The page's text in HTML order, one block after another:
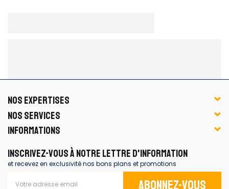
NOS EXPERTISES
NOS SERVICES
INFORMATIONS
INSCRIVEZ-VOUS À NOTRE LETTRE D'INFORMATION
et recevez en exclusivité nos bons plans et promotions
Abonnez-vous